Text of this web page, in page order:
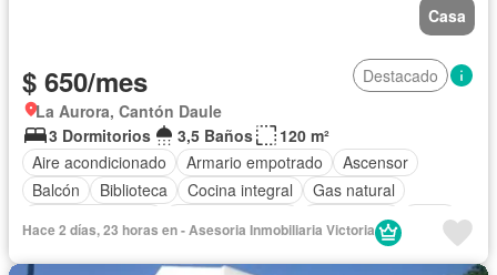
Casa
$ 650/mes
Destacado
La Aurora, Cantón Daule
3 Dormitorios
3,5 Baños
120 m²
Aire acondicionado
Armario empotrado
Ascensor
Balcón
Biblioteca Cocina integral
Gas natural
Electricidad
Agua
Hace 2 días, 23 horas en - Asesoria Inmobiliaria Victoria